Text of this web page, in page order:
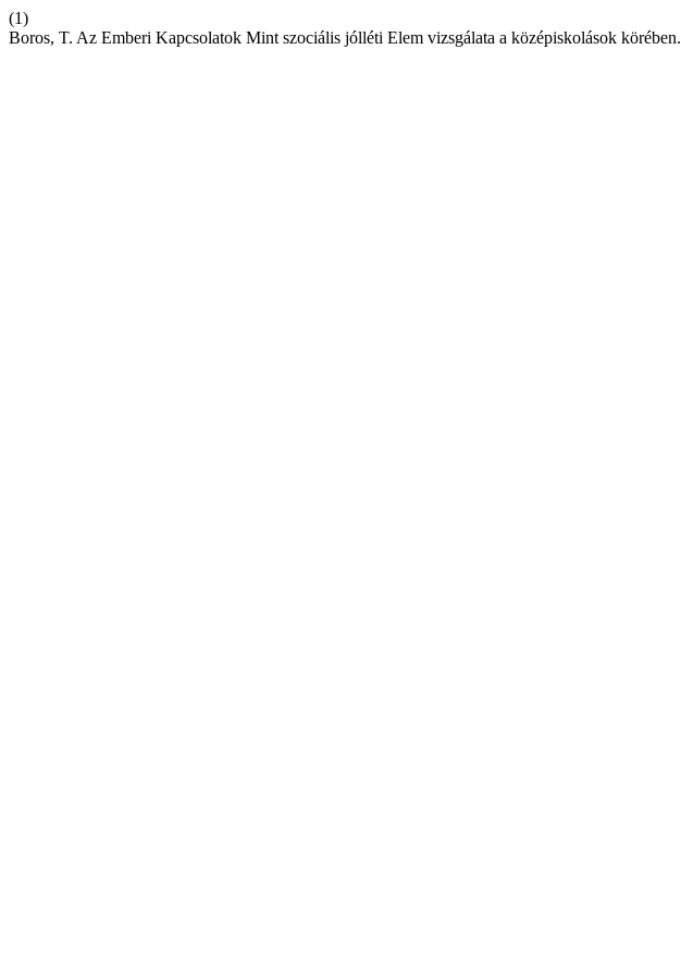
(1)
Boros, T. Az Emberi Kapcsolatok Mint szociális jólléti Elem vizsgálata a középiskolások körében.